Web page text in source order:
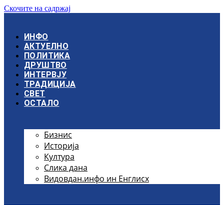
Скочите на садржај
ИНФО
АКТУЕЛНО
ПОЛИТИКА
ДРУШТВО
ИНТЕРВЈУ
ТРАДИЦИЈА
СВЕТ
ОСТАЛО
Бизнис
Историја
Култура
Слика дана
Видовдан.инфо ин Енглисх